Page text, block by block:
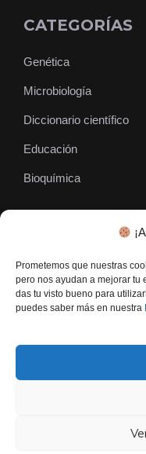
Prometemos que nuestras
pero nos ayudan a mejorar tu
das tu visto bueno para
puedes saber más en nuestra
CATEGORÍAS
Genética
Microbiología
Diccionario científico
Educación
Bioquímica